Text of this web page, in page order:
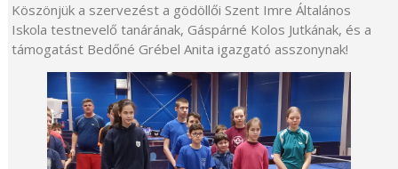
Köszönjük a szervezést a gödöllői Szent Imre Általános
Iskola testnevelő tanárának, Gáspárné Kolos Jutkának, és a
támogatást Bedőné Grébel Anita igazgató asszonynak!